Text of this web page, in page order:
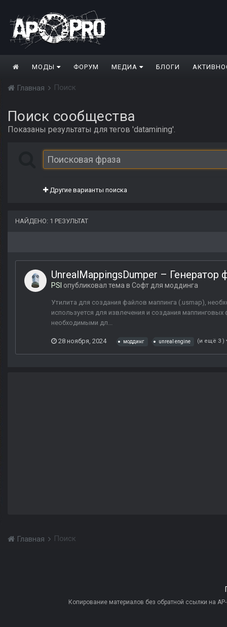
МОДЫ ФОРУМ МЕДИА БЛОГИ
Главная Поиск
Поиск сообщества
Показаны результаты для тегов 'datamining'.
Другие варианты поиска
НАЙДЕНО: 1 РЕЗУЛЬТАТ
UnrealMappingsDumper –
PSI опубликовал тема в Софт для моддинга
Утилита для создания файлов маппинга (.usmap),
используется для извлечения и создания
необходимыми дл...
28 ноября, 2024 моддинг unreal engine (и ещё 3 )
Главная Поиск
Копирование материалов без обратной ссылки на